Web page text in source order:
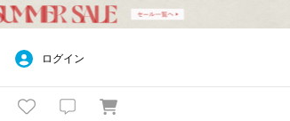
ログイン